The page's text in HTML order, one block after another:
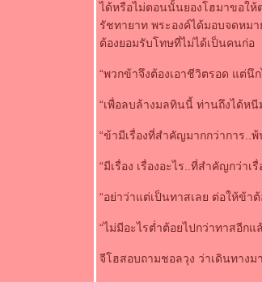
ได้หรือไม่ตอนนั้นยองโฮมาขอให้
รัชทายาท พระองค์ได้มอบจดหมา
ต้องยอมรับโทษที่ไม่ได้เป็นคนก่อ
“พวกข้าจึงต้องเอาชีวิตรอด แต่นึ
“เพื่อลบล้างมลทินนี้ ท่านถึงได้หนี
“ข้ามีเรื่องที่สำคัญมากกว่าการ..
“มีเรื่อง เรื่องอะไร..ที่สำคัญกว่าเรื่
“อย่าว่าแต่เป็นทาสเลย ต่อให้ข้า
“ไม่มีอะไรต่ำต้อยไปกว่าทาสอีกแ
จีโฮสอบถามชอลวุง ว่าเดินทาง